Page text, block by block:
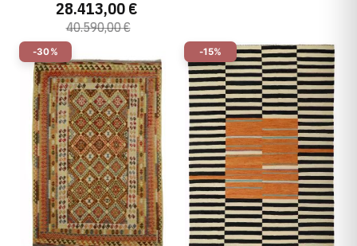
28.413,00 €
40.590,00 €
-30% -15%